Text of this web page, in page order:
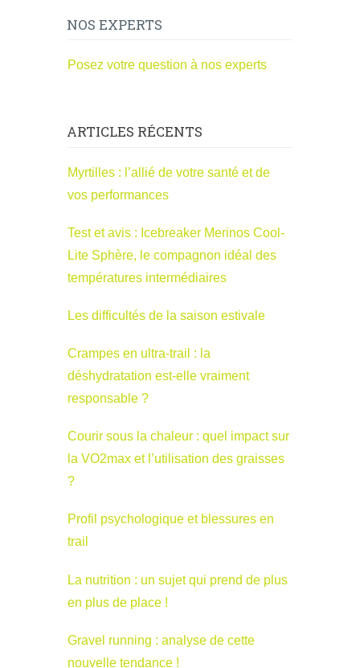
NOS EXPERTS
Posez votre question à nos experts
ARTICLES RÉCENTS
Myrtilles : l’allié de votre santé et de
vos performances
Test et avis : Icebreaker Merinos Cool-
Lite Sphère, le compagnon idéal des
températures intermédiaires
Les difficultés de la saison estivale
Crampes en ultra-trail : la
déshydratation est-elle vraiment
responsable ?
Courir sous la chaleur : quel impact sur
la VO2max et l’utilisation des graisses
?
Profil psychologique et blessures en
trail
La nutrition : un sujet qui prend de plus
en plus de place !
Gravel running : analyse de cette
nouvelle tendance !